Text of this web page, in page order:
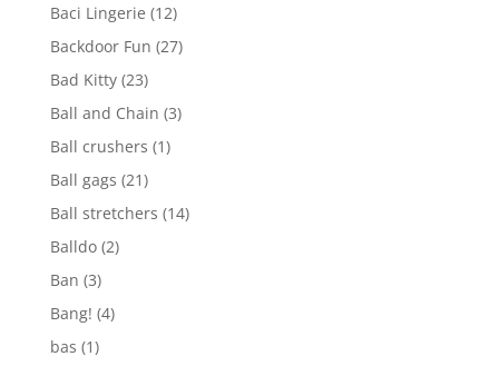
Baci Lingerie (12)
Backdoor Fun (27)
Bad Kitty (23)
Ball and Chain (3)
Ball crushers (1)
Ball gags (21)
Ball stretchers (14)
Balldo (2)
Ban (3)
Bang! (4)
bas (1)